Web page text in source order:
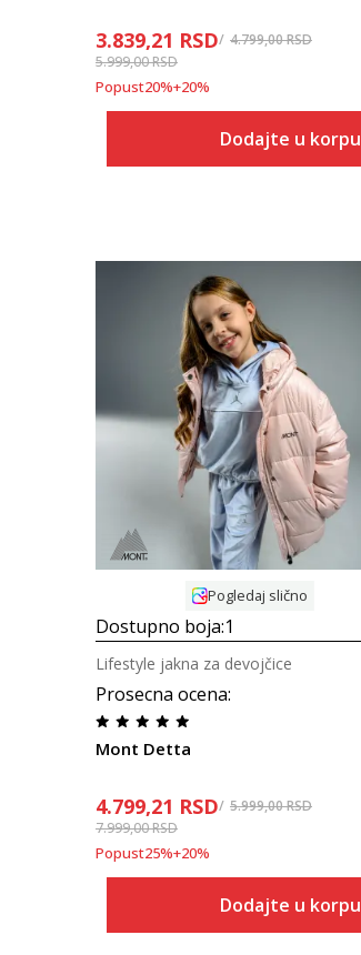
3.839,21 RSD 4.799,00RSD
5.999,00RSD
Popust20%+20%
Dodajte u korpu
Uporedi
Pogledaj slično
Dostupno boja:1
Prosecna ocena:
Mont Detta
Lifestyle jakna za devojčice
4.799,21 RSD 5.999,00RSD
7.999,00RSD
Popust25%+20%
Dodajte u korpu